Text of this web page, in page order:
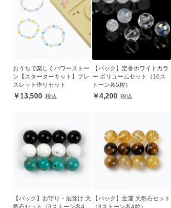
おうちで楽しくパワーストー
ン【スターターキット】ブレ
スレット作りセット
13,500
【パック】定番ホワイトカラ
ー ボリュームセット（10ス
トーン各5粒）
4,200
【パック】お守り・厄除け 天
【パック】金運 天然石セット